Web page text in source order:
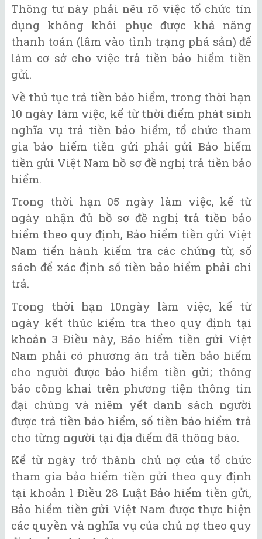
Thông tư này phải nêu rõ việc tổ chức tín
dụng không khôi phục được khả năng
thanh toán (lâm vào tình trạng phá sản) để
làm cơ sở cho việc trả tiền bảo hiểm tiền
gửi.
Về thủ tục trả tiền bảo hiểm, trong thời hạn
10 ngày làm việc, kể từ thời điểm phát sinh
nghĩa vụ trả tiền bảo hiểm, tổ chức tham
gia bảo hiểm tiền gửi phải gửi Bảo hiểm
tiền gửi Việt Nam hồ sơ đề nghị trả tiền bảo
hiểm.
Trong thời hạn 05 ngày làm việc, kể từ
ngày nhận đủ hồ sơ đề nghị trả tiền bảo
hiểm theo quy định, Bảo hiểm tiền gửi Việt
Nam tiến hành kiểm tra các chứng từ, sổ
sách để xác định số tiền bảo hiểm phải chi
trả.
Trong thời hạn 10ngày làm việc, kể từ
ngày kết thúc kiểm tra theo quy định tại
khoản 3 Điều này, Bảo hiểm tiền gửi Việt
Nam phải có phương án trả tiền bảo hiểm
cho người được bảo hiểm tiền gửi; thông
báo công khai trên phương tiện thông tin
đại chúng và niêm yết danh sách người
được trả tiền bảo hiểm, số tiền bảo hiểm trả
cho từng người tại địa điểm đã thông báo.
Kể từ ngày trở thành chủ nợ của tổ chức
tham gia bảo hiểm tiền gửi theo quy định
tại khoản 1 Điều 28 Luật Bảo hiểm tiền gửi,
Bảo hiểm tiền gửi Việt Nam được thực hiện
các quyền và nghĩa vụ của chủ nợ theo quy